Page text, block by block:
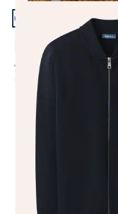
Artikel 21 von 24.
Milano Zip-Jacke
ab € 139,99
ab € 69,99